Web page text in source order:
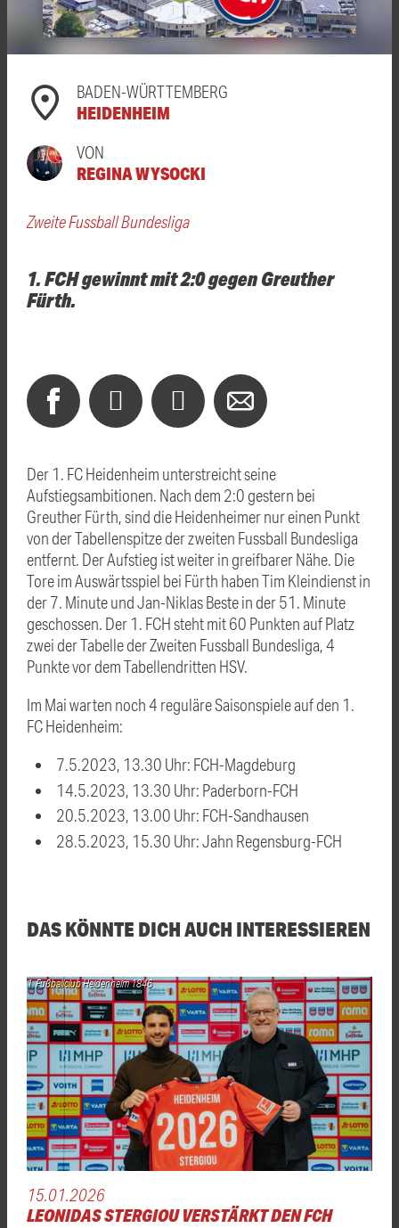
BADEN-WÜRTTEMBERG
HEIDENHEIM
VON
REGINA WYSOCKI
Zweite Fussball Bundesliga
1. FCH gewinnt mit 2:0 gegen Greuther
Fürth.
Der 1. FC Heidenheim unterstreicht seine
Aufstiegsambitionen. Nach dem 2:0 gestern bei
Greuther Fürth, sind die Heidenheimer nur einen Punkt
von der Tabellenspitze der zweiten Fussball Bundesliga
entfernt. Der Aufstieg ist weiter in greifbarer Nähe. Die
Tore im Auswärtsspiel bei Fürth haben Tim Kleindienst in
der 7. Minute und Jan-Niklas Beste in der 51. Minute
geschossen. Der 1. FCH steht mit 60 Punkten auf Platz
zwei der Tabelle der Zweiten Fussball Bundesliga, 4
Punkte vor dem Tabellendritten HSV.
Im Mai warten noch 4 reguläre Saisonspiele auf den 1.
FC Heidenheim:
7.5.2023, 13.30 Uhr: FCH-Magdeburg
14.5.2023, 13.30 Uhr: Paderborn-FCH
20.5.2023, 13.00 Uhr: FCH-Sandhausen
28.5.2023, 15.30 Uhr: Jahn Regensburg-FCH
DAS KÖNNTE DICH AUCH INTERESSIEREN
1. Fußballclub Heidenheim 1846
15.01.2026
LEONIDAS STERGIOU VERSTÄRKT DEN FCH